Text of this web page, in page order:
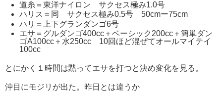
道糸＝東洋ナイロン サクセス極み1.0号
ハリス＝同 サクセス極み0.5号 50cmー75cm
ハリ＝上下グランダンゴ6号
エサ＝グルダンゴ400cc＋ベーシック200cc＋簡単ダン
ゴA100cc＋水250cc 10回ほど混ぜてオールマイテイ
100cc
とにかく１時間は黙ってエサを打つと決め変化を見る。
沖目にモジリが出た。昨日とは違うか